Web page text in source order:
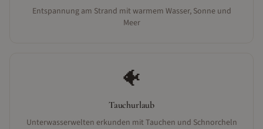
Entspannung am Strand mit warmem Wasser, Sonne und
Meer
🐠
Tauchurlaub
Unterwasserwelten erkunden mit Tauchen und Schnorcheln